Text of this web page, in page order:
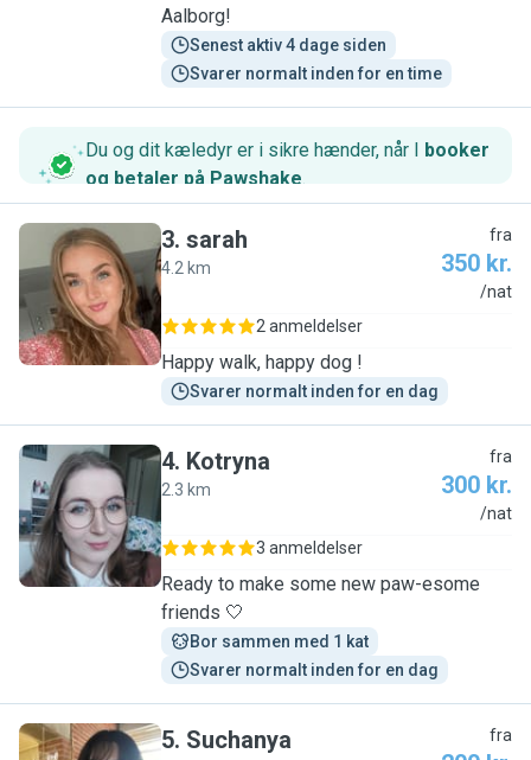
Aalborg!
Senest aktiv 4 dage siden
Svarer normalt inden for en time
Du og dit kæledyr er i sikre hænder, når I booker
og betaler på Pawshake.
S
3. sarah
4.2 km
fra
350 kr.
/nat
2 anmeldelser
Happy walk, happy dog !
Svarer normalt inden for en dag
K
4. Kotryna
2.3 km
fra
300 kr.
/nat
3 anmeldelser
Ready to make some new paw-esome
friends 🤍
Bor sammen med 1 kat
Svarer normalt inden for en dag
5. Suchanya fra